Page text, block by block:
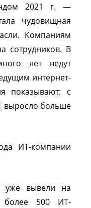
2021 г. —
чудовищная
Компаниям
сотрудников. В
лет ведут
интернет-
показывают: с
выросло больше
ИТ-компании
вывели на
более 500 ИТ-